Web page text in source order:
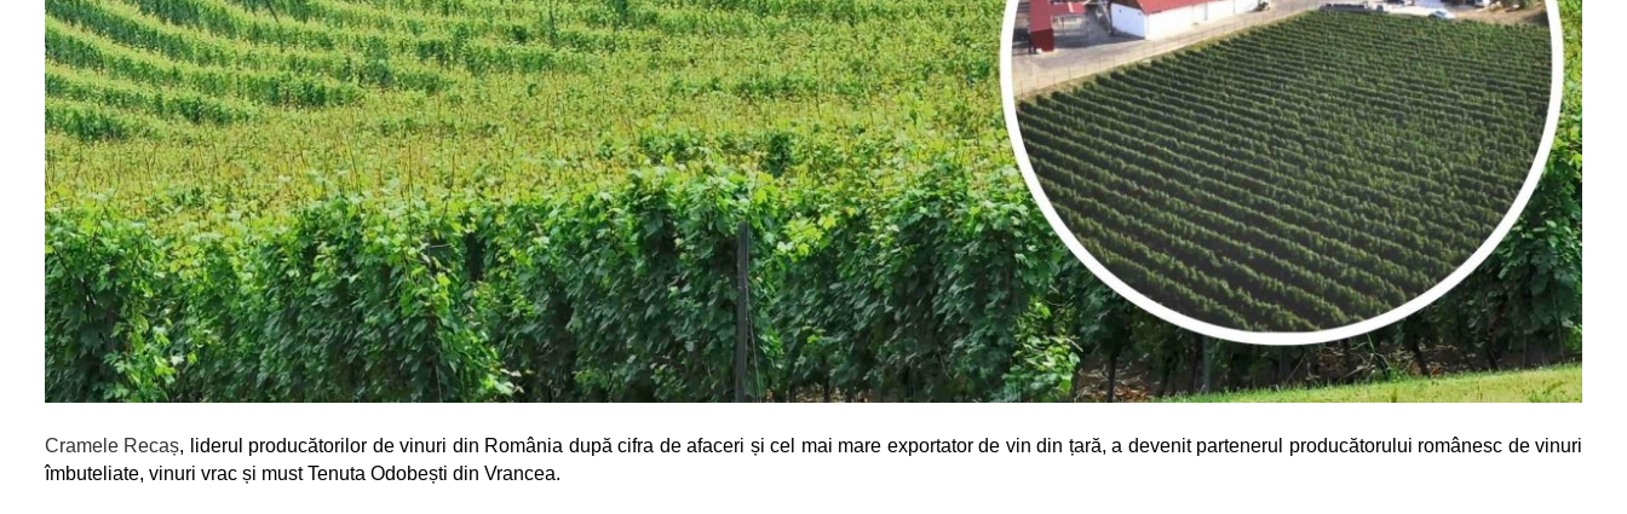
Cramele Recaș, liderul producătorilor de vinuri din România după cifra de afaceri și cel mai mare exportator de vin din țară, a devenit partenerul producătorului românesc de vinuri
îmbuteliate, vinuri vrac și must Tenuta Odobești din Vrancea.